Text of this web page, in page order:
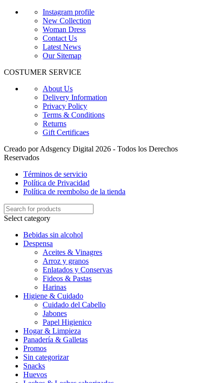
Instagram profile
New Collection
Woman Dress
Contact Us
Latest News
Our Sitemap
COSTUMER SERVICE
About Us
Delivery Information
Privacy Policy
Terms & Conditions
Returns
Gift Certificaes
Creado por Adsgency Digital 2026 - Todos los Derechos
Reservados
Términos de servicio
Política de Privacidad
Política de reembolso de la tienda
Select category
Bebidas sin alcohol
Despensa
Aceites & Vinagres
Arroz y granos
Enlatados y Conservas
Fideos & Pastas
Harinas
Higiene & Cuidado
Cuidado del Cabello
Jabones
Papel Higienico
Hogar & Limpieza
Panadería & Galletas
Promos
Sin categorizar
Snacks
Huevos